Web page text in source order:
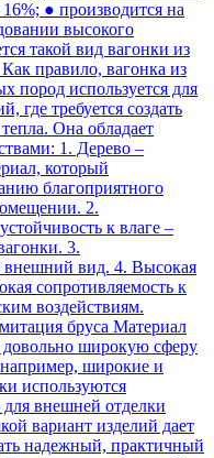
● производится на
высокого
такой вид вагонки из
правило, вагонка из
пород используется для
где требуется создать
Она обладает
1. Дерево –
который
благоприятного
2.
к влаге –
3.
внешний вид. 4. Высокая
сопротивляемость к
воздействиям.
бруса Материал
довольно широкую сферу
широкие и
используются
внешней отделки
вариант изделий дает
надежный, практичный